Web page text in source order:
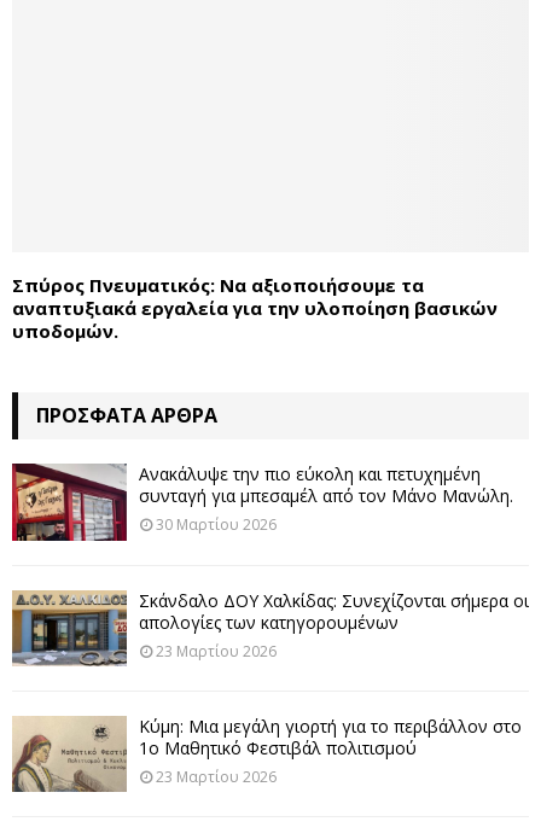
Σπύρος Πνευματικός: Να αξιοποιήσουμε τα
αναπτυξιακά εργαλεία για την υλοποίηση βασικών
υποδομών.
ΠΡΌΣΦΑΤΑ ΆΡΘΡΑ
Ανακάλυψε την πιο εύκολη και πετυχημένη
συνταγή για μπεσαμέλ από τον Μάνο Μανώλη.
30 Μαρτίου 2026
Σκάνδαλο ΔΟΥ Χαλκίδας: Συνεχίζονται σήμερα οι
απολογίες των κατηγορουμένων
23 Μαρτίου 2026
Κύμη: Μια μεγάλη γιορτή για το περιβάλλον στο
1ο Μαθητικό Φεστιβάλ πολιτισμού
23 Μαρτίου 2026